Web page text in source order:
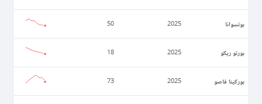
بوتسوانا 2025
50
بورتو ريكو 2025
18
بوركينا فاصو 2025
73